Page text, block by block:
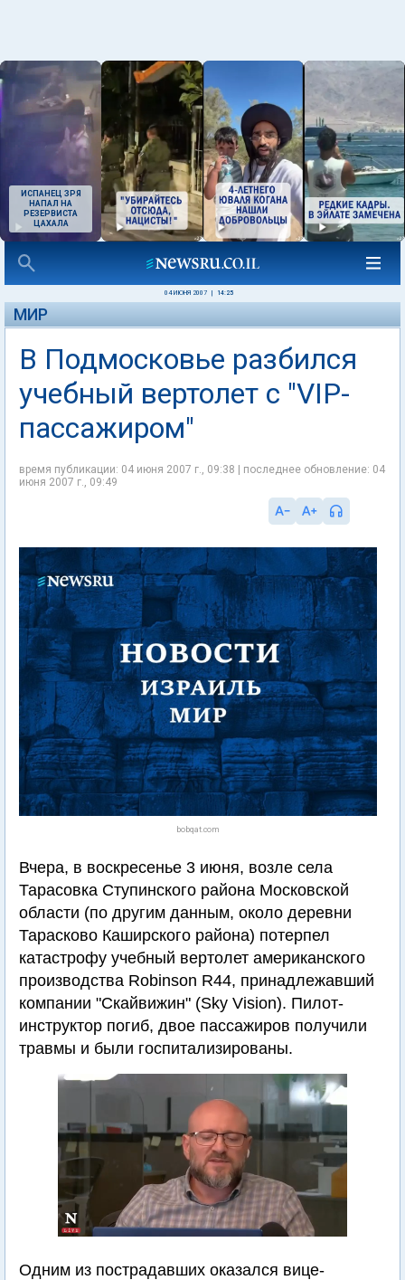
ИСПАНЕЦ ЗРЯ
НАПАЛ НА
РЕЗЕРВИСТА
ЦАХАЛА
04 ИЮНЯ 2007 14:25
МИР
В Подмосковье разбился
учебный вертолет с "VIP-
пассажиром"
время публикации: 04 июня 2007 г., 09:38 | последнее обновление: 04
июня 2007 г., 09:49
bobqat.com
Вчера, в воскресенье 3 июня, возле села
Тарасовка Ступинского района Московской
области (по другим данным, около деревни
Тарасково Каширского района) потерпел
катастрофу учебный вертолет американского
производства Robinson R44, принадлежавший
компании "Скайвижин" (Sky Vision). Пилот-
инструктор погиб, двое пассажиров получили
травмы и были госпитализированы.
Одним из пострадавших оказался вице-